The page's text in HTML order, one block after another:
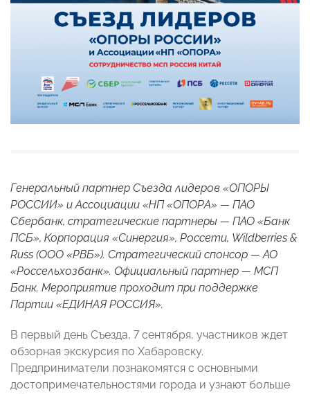
Генеральный партнер Съезда лидеров «ОПОРЫ
РОССИИ» и Ассоциации «НП «ОПОРА» — ПАО
Сбербанк, стратегические партнеры — ПАО «Банк
ПСБ», Корпорация «Синергия», Россети, Wildberries &
Russ (ООО «РВБ»). Стратегический спонсор — АО
«Россельхозбанк». Официальный партнер — МСП
Банк. Мероприятие проходит при поддержке
Партии «ЕДИНАЯ РОССИЯ».
В первый день Съезда, 7 сентября, участников ждет
обзорная экскурсия по Хабаровску.
Предприниматели познакомятся с основными
достопримечательностями города и узнают больше